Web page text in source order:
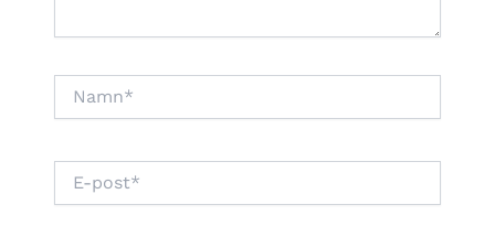
post*